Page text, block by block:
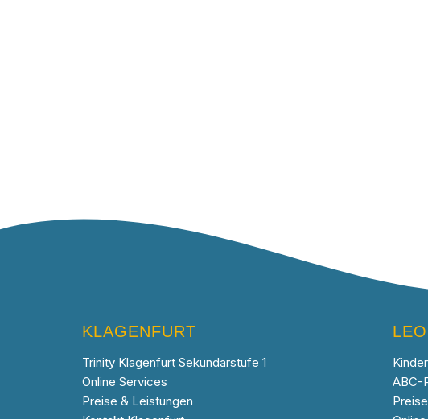
KLAGENFURT
Trinity Klagenfurt Sekundarstufe 1
Online Services
Preise & Leistungen
ABC-